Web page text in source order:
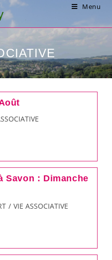
Menu
Savon : Dimanche
/ VIE ASSOCIATIVE